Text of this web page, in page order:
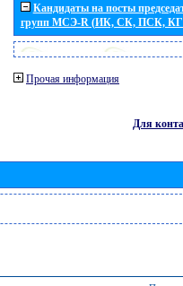
Кандидаты на посты
групп МСЭ-R (ИК, СК, ПСК,
Прочая информация
Для